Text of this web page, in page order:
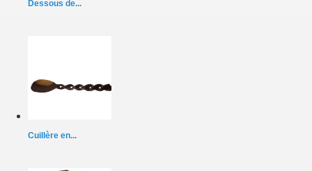
Dessous de...
Cuillère en...